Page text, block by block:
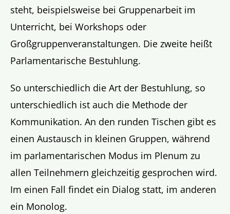
steht, beispielsweise bei Gruppenarbeit im
Unterricht, bei Workshops oder
Großgruppenveranstaltungen. Die zweite heißt
Parlamentarische Bestuhlung.
So unterschiedlich die Art der Bestuhlung, so
unterschiedlich ist auch die Methode der
Kommunikation. An den runden Tischen gibt es
einen Austausch in kleinen Gruppen, während
im parlamentarischen Modus im Plenum zu
allen Teilnehmern gleichzeitig gesprochen wird.
Im einen Fall findet ein Dialog statt, im anderen
ein Monolog.